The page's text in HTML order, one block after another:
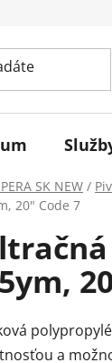
SK NEW /
20" Code 7
a